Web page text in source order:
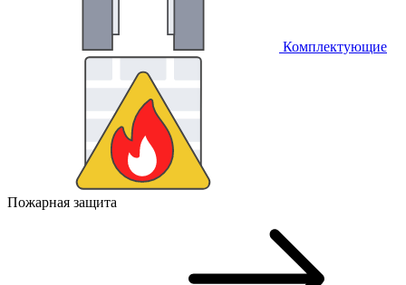
Комплектующие
Пожарная защита